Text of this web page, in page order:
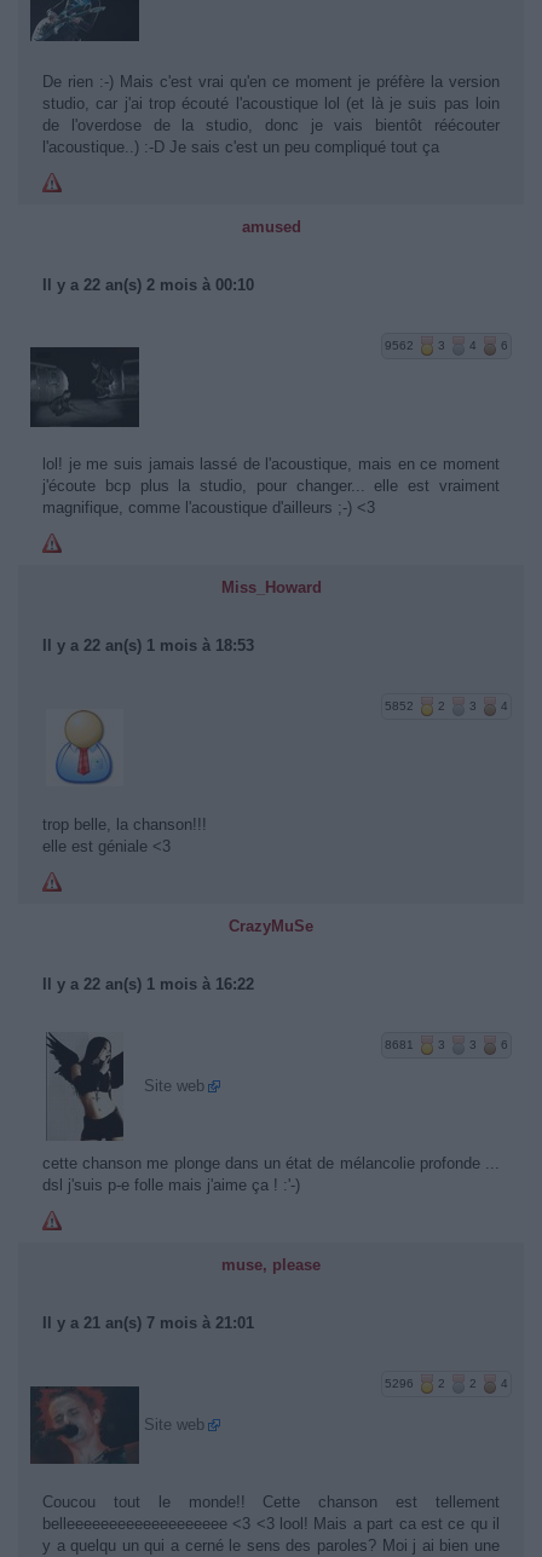
De rien :-) Mais c'est vrai qu'en ce moment je préfère la version
studio, car j'ai trop écouté l'acoustique lol (et là je suis pas loin
de l'overdose de la studio, donc je vais bientôt réécouter
l'acoustique..) :-D Je sais c'est un peu compliqué tout ça
amused
Il y a 22 an(s) 2 mois à 00:10
9562 3 4 6
lol! je me suis jamais lassé de l'acoustique, mais en ce moment
j'écoute bcp plus la studio, pour changer... elle est vraiment
magnifique, comme l'acoustique d'ailleurs ;-) <3
Miss_Howard
Il y a 22 an(s) 1 mois à 18:53
5852 2 3 4
trop belle, la chanson!!!
elle est géniale <3
CrazyMuSe
Il y a 22 an(s) 1 mois à 16:22
8681 3 3 6
Site web
cette chanson me plonge dans un état de mélancolie profonde ...
dsl j'suis p-e folle mais j'aime ça ! :'-)
muse, please
Il y a 21 an(s) 7 mois à 21:01
5296 2 2 4
Site web
Coucou tout le monde!! Cette chanson est tellement
belleeeeeeeeeeeeeeeeeee <3 <3 lool! Mais a part ca est ce qu il
y a quelqu un qui a cerné le sens des paroles? Moi j ai bien une